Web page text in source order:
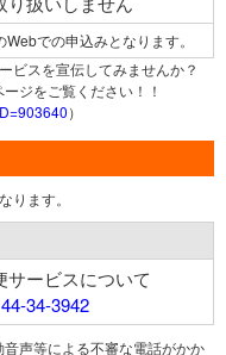
での申込みとなります。
ビスを宣伝してみませんか？
ジをご覧ください！！
）
ります。
サービスについて
34-3942
声等による不審な電話がかか